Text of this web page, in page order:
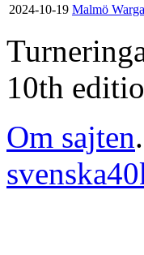
2024-10-19 Malmö
10th
Om sajten